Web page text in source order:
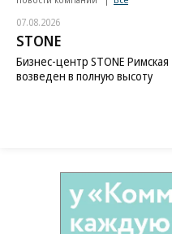
07.08.2026
STONE
Бизнес-центр STONE Римская
возведен в полную высоту